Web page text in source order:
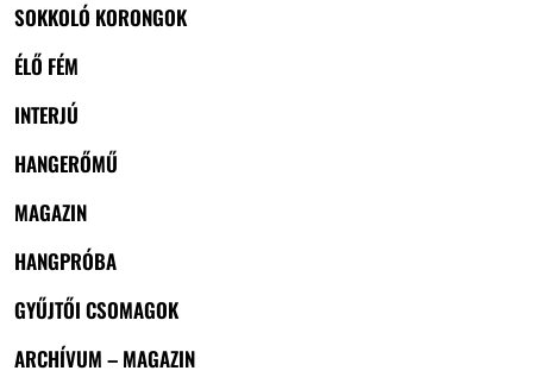
SOKKOLÓ KORONGOK
ÉLŐ FÉM
INTERJÚ
HANGERŐMŰ
MAGAZIN
HANGPRÓBA
GYŰJTŐI CSOMAGOK
ARCHÍVUM – MAGAZIN